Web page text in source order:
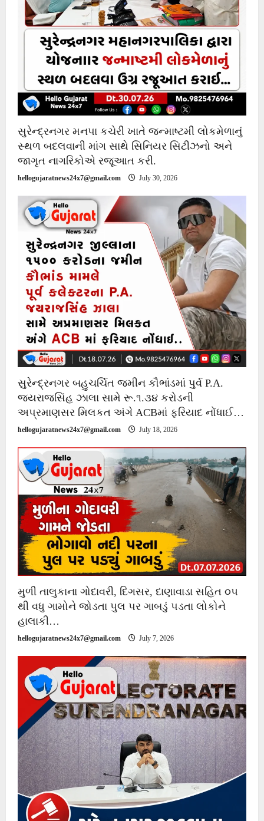
સુરેન્દ્રનગર મનપા કચેરી ખાતે જન્માષ્ટમી લોકમેળાનું
સ્થળ બદલવાની માંગ સાથે સિનિયર સિટીઝનો અને
જાગૃત નાગરિકોએ રજૂઆત કરી.
hellogujaratnews24x7@gmail.com July 30, 2026
સુરેન્દ્રનગર બહુચર્ચિત જમીન કૌભાંડમાં પુર્વ P.A.
જયરાજસિંહ ઝાલા સામે રૂ.૧.૩૪ કરોડની
અપ્રમાણસર મિલકત અંગે ACBમાં ફરિયાદ નોંધાઈ…
hellogujaratnews24x7@gmail.com July 18, 2026
મુળી તાલુકાના ગોદાવરી, દિગસર, દાણાવાડા સહિત ૦૫
થી વધુ ગામોને જોડતા પુલ પર ગાબડું પડતા લોકોને
હાલાકી…
hellogujaratnews24x7@gmail.com July 7, 2026